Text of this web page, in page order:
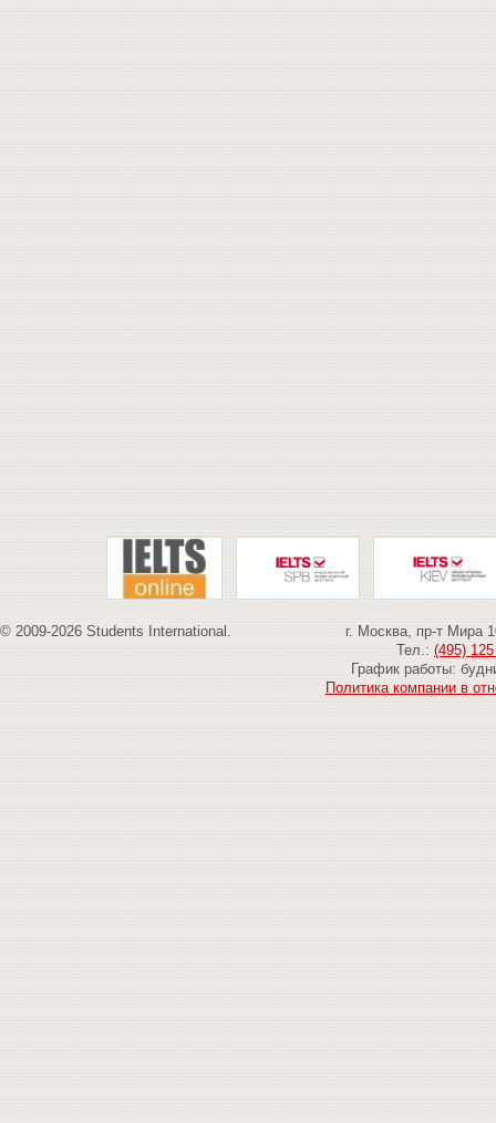
© 2009-2026 Students International.
г. Москва, пр-т Мира
Тел.: (495)
График работы:
Политика компании в